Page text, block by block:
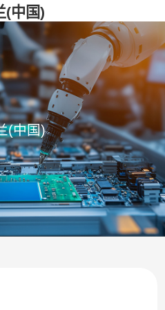
(中国)
(中国)